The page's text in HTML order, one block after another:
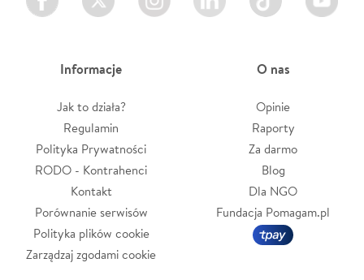
Informacje
Jak to działa?
Regulamin
Polityka Prywatności
RODO - Kontrahenci
Kontakt
Porównanie serwisów
Polityka plików cookie
Zarządzaj zgodami cookie
O nas
Opinie
Raporty
Za darmo
Blog
Dla NGO
Fundacja Pomagam.pl